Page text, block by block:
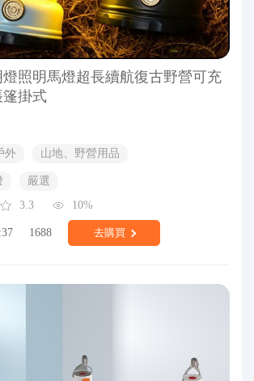
照明馬燈超長續航復古野營可充
掛式
外 山地、野營用品
嚴選
3.3 10%
1688 去購買